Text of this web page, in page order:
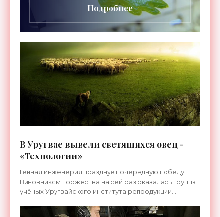
Подробнее
В Уругвае вывели светящихся овец -
«Технологии»
Генная инженерия празднует очередную победу.
Виновником торжества на сей раз оказалась группа
учёных Уругвайского института репродукции
овец, чья шерсть